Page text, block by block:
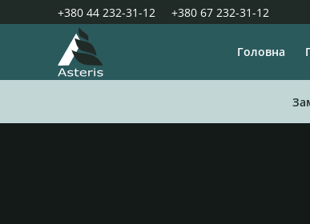
+380 44 232-31-12 +380 67 232-31-12
Головна